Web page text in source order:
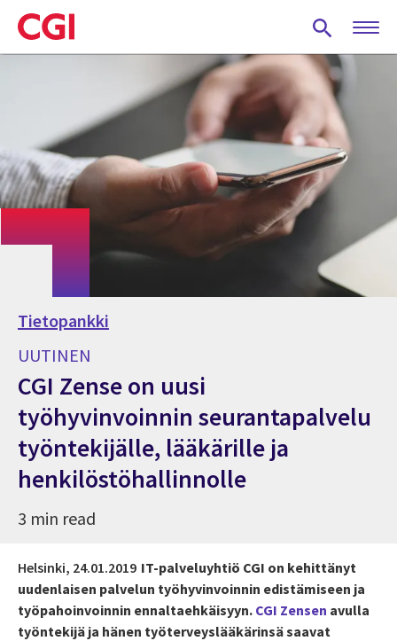
Skip
to
main
Tietopankki
UUTINEN
CGI Zense on uusi
työhyvinvoinnin seurantapalvelu
työntekijälle, lääkärille ja
henkilöstöhallinnolle
3 min read
Helsinki, 24.01.2019 IT-palveluyhtiö CGI on kehittänyt
uudenlaisen palvelun työhyvinvoinnin edistämiseen ja
työpahoinvoinnin ennaltaehkäisyyn. CGI Zensen avulla
työntekijä ja hänen työterveyslääkärinsä saavat